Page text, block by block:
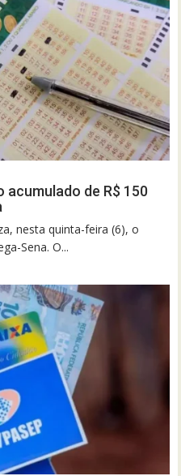
de R$ 150
nesta quinta-feira (6), o
Sena. O...